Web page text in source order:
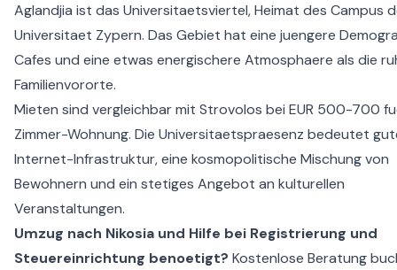
Aglandjia ist das Universitaetsviertel, Heimat des Campus
Universitaet Zypern. Das Gebiet hat eine juengere
Cafes und eine etwas energischere Atmosphaere als die
Familienvororte.
Mieten sind vergleichbar mit Strovolos bei EUR 500-700
Zimmer-Wohnung. Die Universitaetspraesenz bedeutet
Internet-Infrastruktur, eine kosmopolitische Mischung von
Bewohnern und ein stetiges Angebot an kulturellen
Veranstaltungen.
Umzug nach Nikosia und Hilfe bei Registrierung und
Steuereinrichtung benoetigt? Kostenlose Beratung